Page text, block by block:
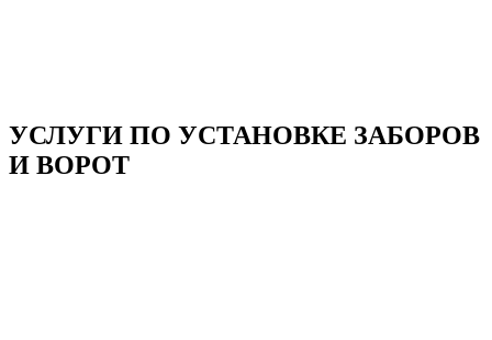
УСЛУГИ ПО УСТАНОВКЕ ЗАБОРОВ
И ВОРОТ